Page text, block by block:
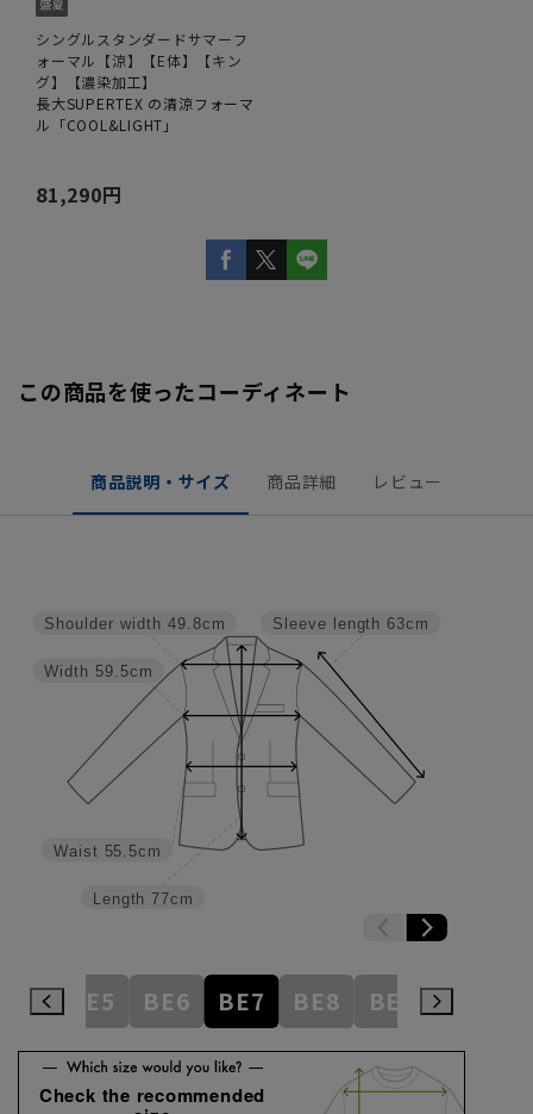
シングルスタンダードサマーフ
ォーマル【涼】【E体】【キン
グ】【濃染加工】
長大SUPERTEX の清涼フォーマ
ル「COOL&LIGHT」
81,290円
この商品を使ったコーディネート
商品説明・サイズ 商品詳細 レビュー
Sleeve length 63cm
Length 77cm
Waist 55.5cm
Width 59.5cm
Shoulder width 49.8cm
BE5 BE6 BE7 BE8 BE9 BE10
Check the recommended